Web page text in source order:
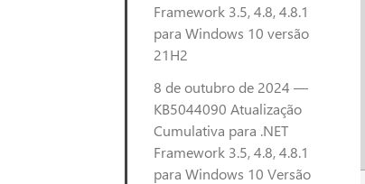
Framework 3.5, 4.8, 4.8.1
para Windows 10 versão
21H2
8 de outubro de 2024 —
KB5044090 Atualização
Cumulativa para .NET
Framework 3.5, 4.8, 4.8.1
para Windows 10 Versão